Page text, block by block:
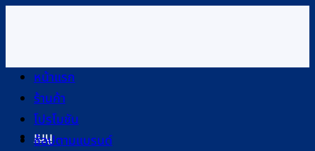
เนื้อหา
เมนู
หน้าแรก
ร้านค้า
โปรโมชัน
ช้อปตามแบรนด์